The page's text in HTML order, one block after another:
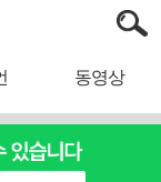
동영상